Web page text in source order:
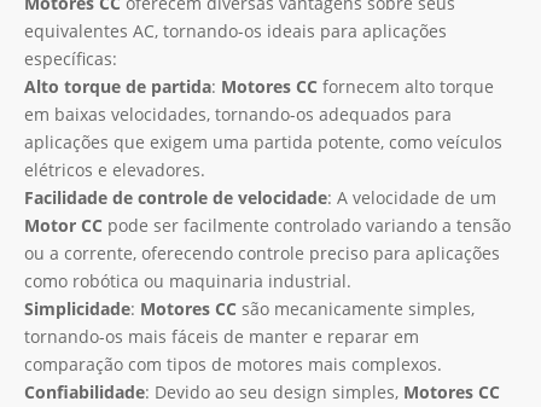
equivalentes AC, tornando-os ideais para aplicações
específicas:
Alto torque de partida: Motores CC fornecem alto torque
em baixas velocidades, tornando-os adequados para
aplicações que exigem uma partida potente, como veículos
elétricos e elevadores.
Facilidade de controle de velocidade: A velocidade de um
Motor CC pode ser facilmente controlado variando a tensão
ou a corrente, oferecendo controle preciso para aplicações
como robótica ou maquinaria industrial.
Simplicidade: Motores CC são mecanicamente simples,
tornando-os mais fáceis de manter e reparar em
comparação com tipos de motores mais complexos.
Confiabilidade: Devido ao seu design simples, Motores CC